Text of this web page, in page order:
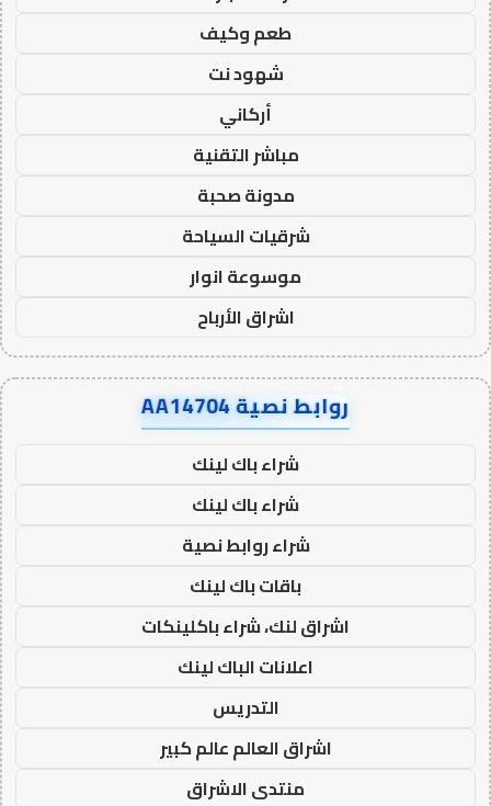
طعم وكيف
شهود نت
أركاني
مباشر التقنية
مدونة صحبة
شرقيات السياحة
موسوعة انوار
اشراق الأرباح
روابط نصية AA14704
شراء باك لينك
شراء باك لينك
شراء روابط نصية
باقات باك لينك
اشراق لنك، شراء باكلينكات
اعلانات الباك لينك
التدريس
اشراق العالم عالم كبير
منتدى الاشراق